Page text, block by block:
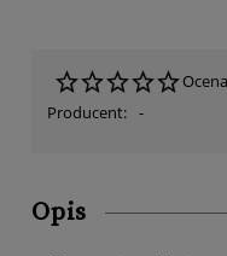
Producent: -
Opis